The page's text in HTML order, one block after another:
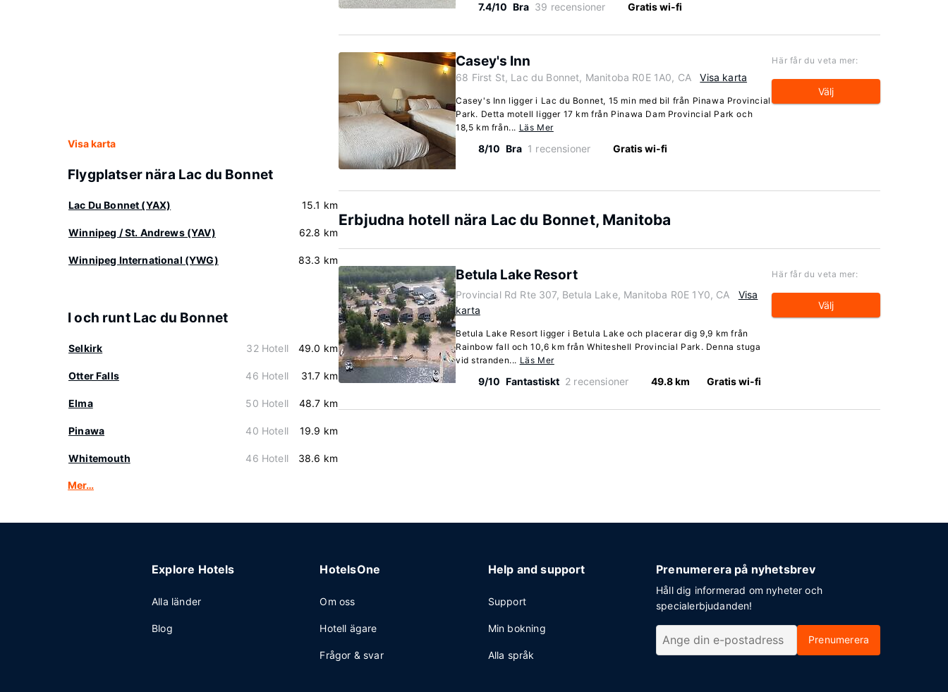
Visa karta
Flygplatser nära Lac du Bonnet
Lac Du Bonnet (YAX) 15.1 km
Winnipeg / St. Andrews (YAV) 62.8 km
Winnipeg International (YWG) 83.3 km
I och runt Lac du Bonnet
Selkirk 32 Hotell 49.0 km
Otter Falls 46 Hotell 31.7 km
Elma 50 Hotell 48.7 km
Pinawa 40 Hotell 19.9 km
Whitemouth 46 Hotell 38.6 km
Mer…
7.4/10 Bra 39 recensioner Gratis wi-fi
Casey's Inn
68 First St, Lac du Bonnet, Manitoba R0E 1A0, CA Visa karta
Casey's Inn ligger i Lac du Bonnet, 15 min med bil från Pinawa Provincial
Park. Detta motell ligger 17 km från Pinawa Dam Provincial Park och
18,5 km från... Läs Mer
8/10 Bra 1 recensioner Gratis wi-fi
Här får du veta mer:
Välj
Erbjudna hotell nära Lac du Bonnet, Manitoba
Betula Lake Resort
Provincial Rd Rte 307, Betula Lake, Manitoba R0E 1Y0, CA
Visa
karta
Betula Lake Resort ligger i Betula Lake och placerar dig 9,9 km från
Rainbow fall och 10,6 km från Whiteshell Provincial Park. Denna stuga
vid stranden... Läs Mer
9/10 Fantastiskt 2 recensioner 49.8 km Gratis wi-fi
Här får du veta mer:
Välj
Explore Hotels
Alla länder
Blog
HotelsOne
Om oss
Hotell ägare
Frågor & svar
Help and support
Support
Min bokning
Alla språk
Prenumerera på nyhetsbrev
Håll dig informerad om nyheter och
specialerbjudanden!
Prenumerera